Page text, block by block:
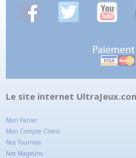
Le site internet
Mon Panier
Mon Compte Client
Nos Tournois
Nos Magasins